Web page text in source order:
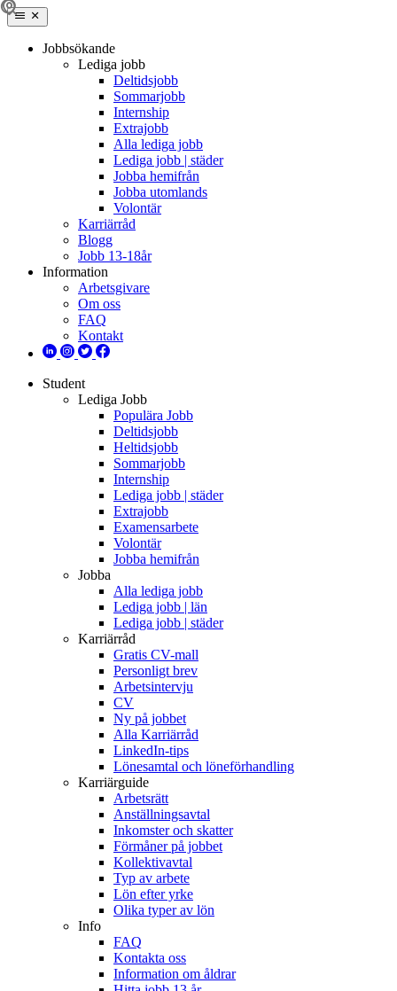
Jobbsökande
Lediga jobb
Deltidsjobb
Sommarjobb
Internship
Extrajobb
Alla lediga jobb
Lediga jobb | städer
Jobba hemifrån
Jobba utomlands
Volontär
Karriärråd
Blogg
Jobb 13-18år
Information
Arbetsgivare
Om oss
FAQ
Kontakt
Student
Lediga Jobb
Populära Jobb
Deltidsjobb
Heltidsjobb
Sommarjobb
Internship
Lediga jobb | städer
Extrajobb
Examensarbete
Volontär
Jobba hemifrån
Jobba
Alla lediga jobb
Lediga jobb | län
Lediga jobb | städer
Karriärråd
Gratis CV-mall
Personligt brev
Arbetsintervju
CV
Ny på jobbet
Alla Karriärråd
LinkedIn-tips
Lönesamtal och löneförhandling
Karriärguide
Arbetsrätt
Anställningsavtal
Inkomster och skatter
Förmåner på jobbet
Kollektivavtal
Typ av arbete
Lön efter yrke
Olika typer av lön
Info
FAQ
Kontakta oss
Information om åldrar